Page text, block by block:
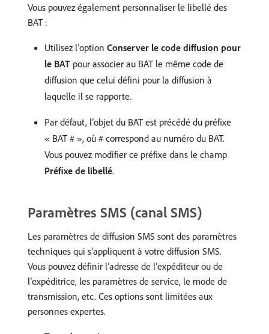
Vous pouvez également personnaliser le libellé des
BAT :
Utilisez l’option Conserver le code diffusion pour
le BAT pour associer au BAT le même code de
diffusion que celui défini pour la diffusion à
laquelle il se rapporte.
Par défaut, l’objet du BAT est précédé du préfixe
« BAT # », où # correspond au numéro du BAT.
Vous pouvez modifier ce préfixe dans le champ
Préfixe de libellé.
Paramètres SMS (canal SMS)
Les paramètres de diffusion SMS sont des paramètres
techniques qui s’appliquent à votre diffusion SMS.
Vous pouvez définir l’adresse de l’expéditeur ou de
l’expéditrice, les paramètres de service, le mode de
transmission, etc. Ces options sont limitées aux
personnes expertes.